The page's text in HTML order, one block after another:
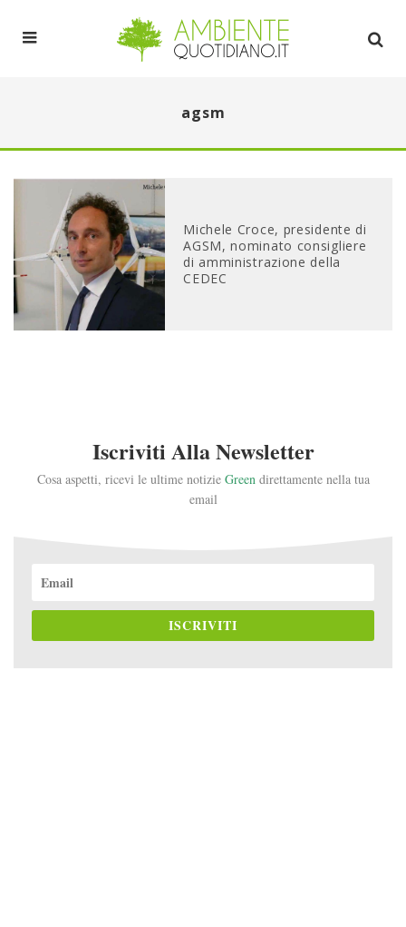
agsm
Michele Croce, presidente di
AGSM, nominato consigliere
di amministrazione della
CEDEC
Iscriviti Alla Newsletter
Cosa aspetti, ricevi le ultime notizie Green direttamente nella tua
email
ISCRIVITI